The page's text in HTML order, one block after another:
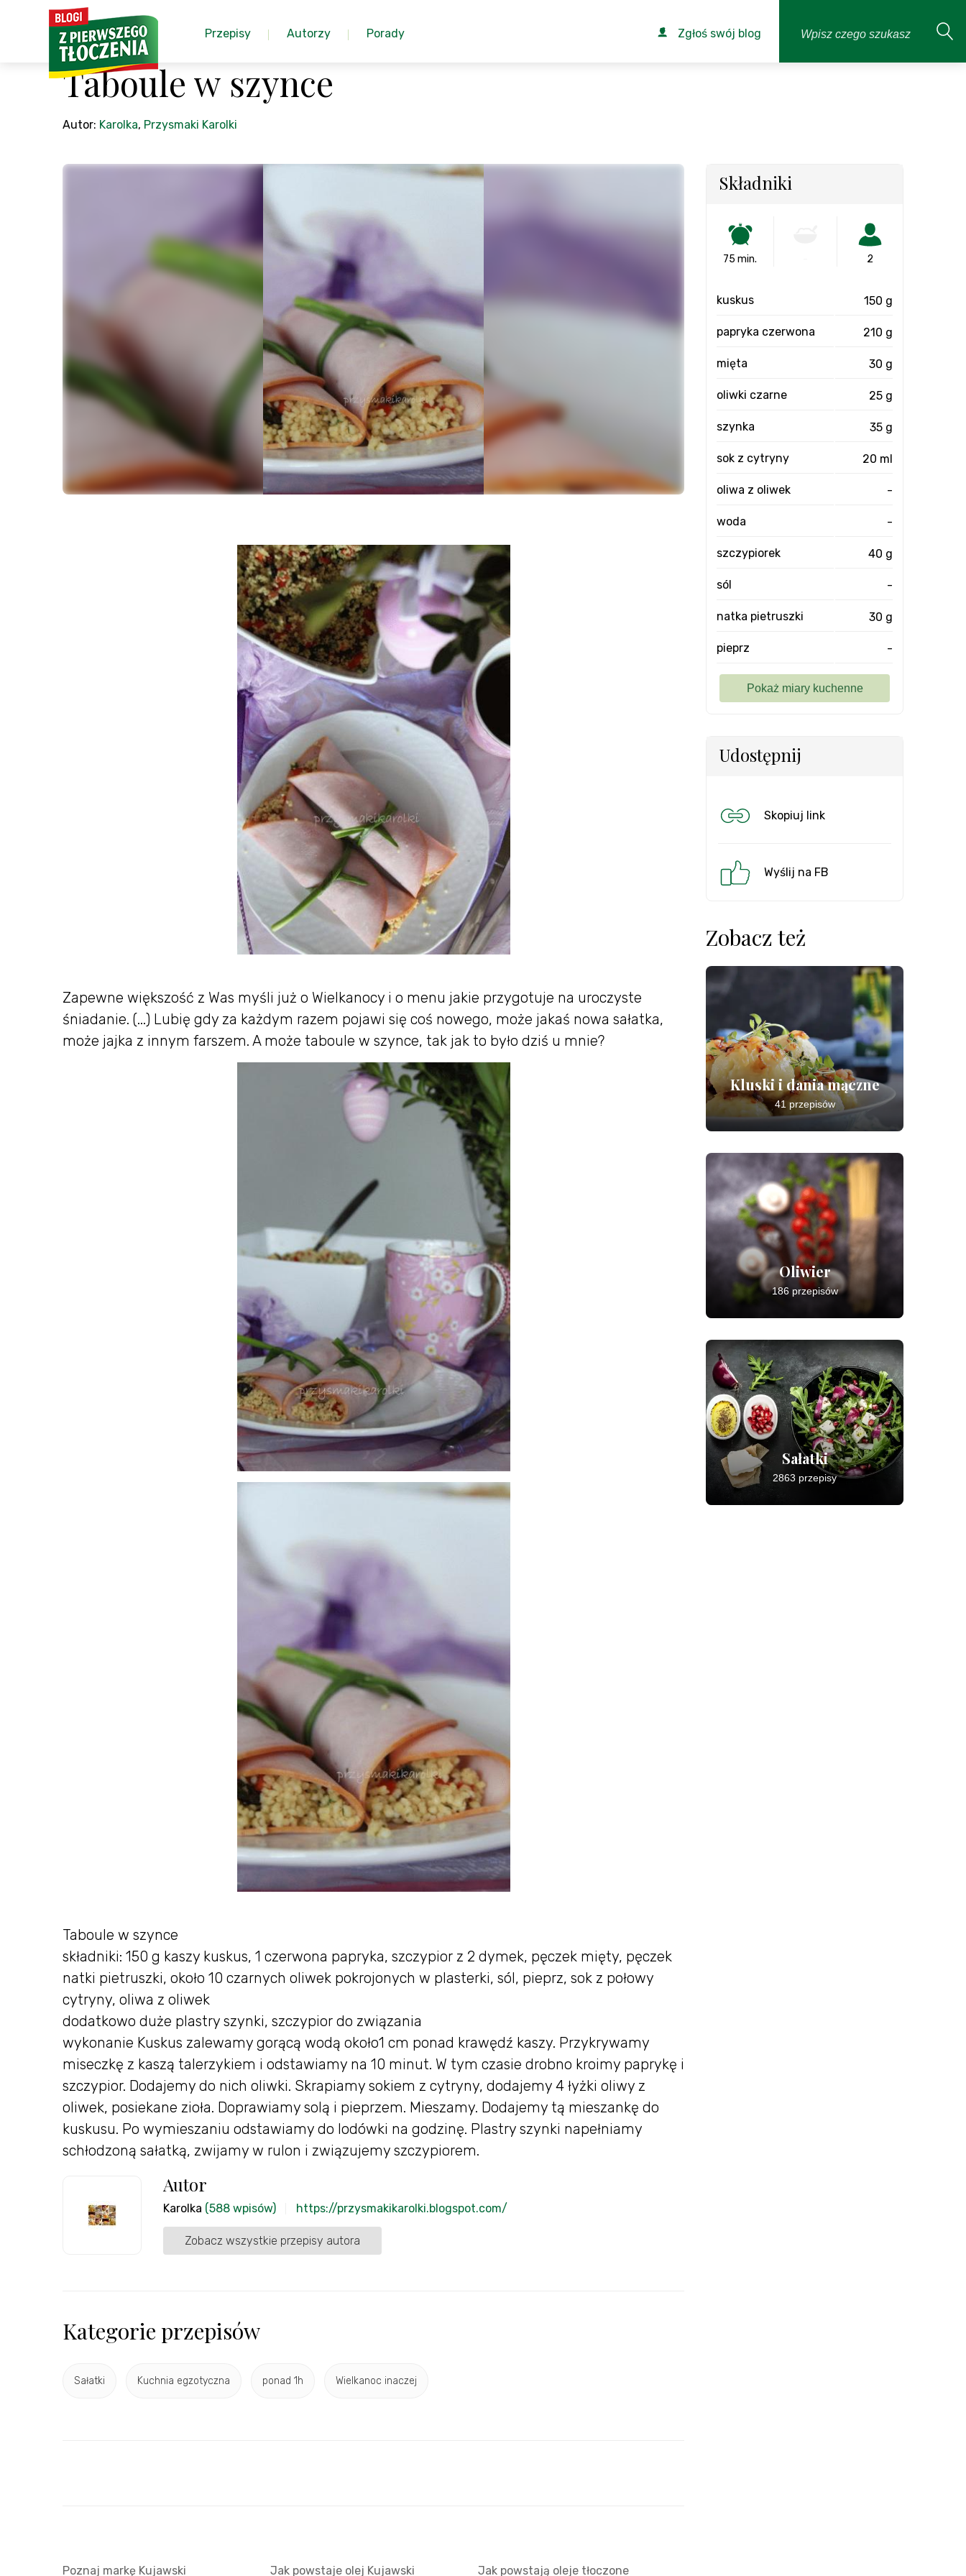
Przepisy Autorzy Porady Zgłoś swój blog
Taboule w szynce
Autor: Karolka, Przysmaki Karolki
Zapewne większość z Was myśli już o Wielkanocy i o menu jakie przygotuje na uroczyste
śniadanie. (...) Lubię gdy za każdym razem pojawi się coś nowego, może jakaś nowa sałatka,
może jajka z innym farszem. A może taboule w szynce, tak jak to było dziś u mnie?
Taboule w szynce
składniki: 150 g kaszy kuskus, 1 czerwona papryka, szczypior z 2 dymek, pęczek mięty, pęczek
natki pietruszki, około 10 czarnych oliwek pokrojonych w plasterki, sól, pieprz, sok z połowy
cytryny, oliwa z oliwek
dodatkowo duże plastry szynki, szczypior do związania
wykonanie Kuskus zalewamy gorącą wodą około1 cm ponad krawędź kaszy. Przykrywamy
miseczkę z kaszą talerzykiem i odstawiamy na 10 minut. W tym czasie drobno kroimy paprykę i
szczypior. Dodajemy do nich oliwki. Skrapiamy sokiem z cytryny, dodajemy 4 łyżki oliwy z
oliwek, posiekane zioła. Doprawiamy solą i pieprzem. Mieszamy. Dodajemy tą mieszankę do
kuskusu. Po wymieszaniu odstawiamy do lodówki na godzinę. Plastry szynki napełniamy
schłodzoną sałatką, zwijamy w rulon i związujemy szczypiorem.
Autor
Karolka (588 wpisów) https://przysmakikarolki.blogspot.com/
Zobacz wszystkie przepisy autora
Kategorie przepisów
Sałatki Kuchnia egzotyczna ponad 1h Wielkanoc inaczej
Składniki
75 min. 2
kuskus 150 g
papryka czerwona 210 g
mięta 30 g
oliwki czarne 25 g
szynka 35 g
sok z cytryny 20 ml
oliwa z oliwek -
woda -
szczypiorek 40 g
sól -
natka pietruszki 30 g
pieprz -
Udostępnij
Skopiuj link
Wyślij na FB
Zobacz też
Kluski i dania mączne
41 przepisów
Oliwier
186 przepisów
Sałatki
2863 przepisy
Poznaj markę Kujawski Jak powstaje olej Kujawski Jak powstają oleje tłoczone